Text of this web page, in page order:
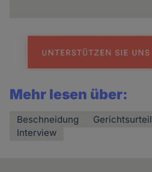
Mehr lesen über:
Beschneidung Gerichtsurteil
Interview